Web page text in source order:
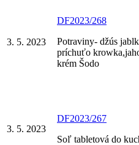
3. 5. 2023
DF2023/268
Potraviny- džús
príchuťo
krém Šodo
3. 5. 2023
DF2023/267
Soľ tabletová do